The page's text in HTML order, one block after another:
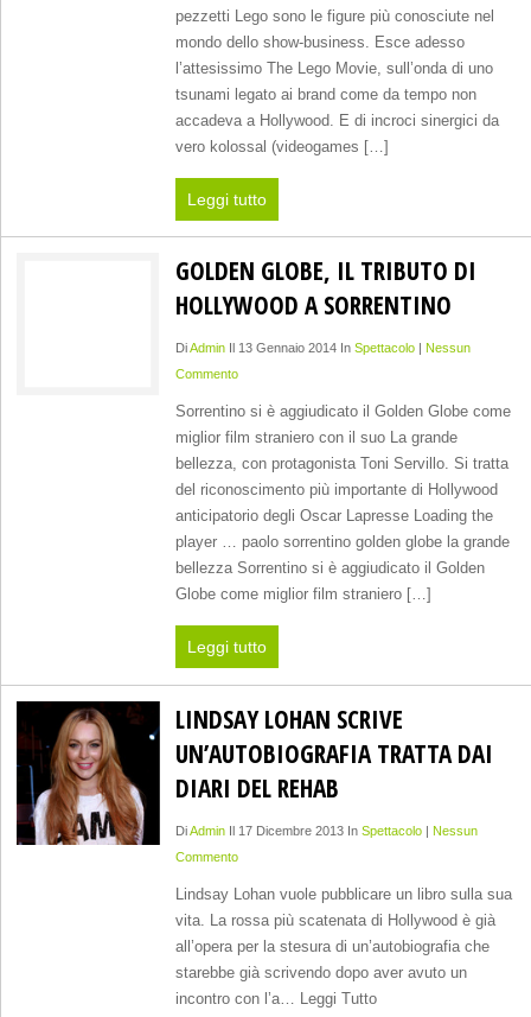
pezzetti Lego sono le figure più conosciute nel
mondo dello show-business. Esce adesso
l’attesissimo The Lego Movie, sull’onda di uno
tsunami legato ai brand come da tempo non
accadeva a Hollywood. E di incroci sinergici da
vero kolossal (videogames […]
Leggi tutto
GOLDEN GLOBE, IL TRIBUTO DI
HOLLYWOOD A SORRENTINO
DiAdminIl 13 Gennaio 2014 In Spettacolo| Nessun
Commento
Sorrentino si è aggiudicato il Golden Globe come
miglior film straniero con il suo La grande
bellezza, con protagonista Toni Servillo. Si tratta
del riconoscimento più importante di Hollywood
anticipatorio degli Oscar Lapresse Loading the
player … paolo sorrentino golden globe la grande
bellezza Sorrentino si è aggiudicato il Golden
Globe come miglior film straniero […]
Leggi tutto
LINDSAY LOHAN SCRIVE
UN’AUTOBIOGRAFIA TRATTA DAI
DIARI DEL REHAB
DiAdminIl 17 Dicembre 2013 In Spettacolo| Nessun
Commento
Lindsay Lohan vuole pubblicare un libro sulla sua
vita. La rossa più scatenata di Hollywood è già
all’opera per la stesura di un’autobiografia che
starebbe già scrivendo dopo aver avuto un
incontro con l’a… Leggi Tutto